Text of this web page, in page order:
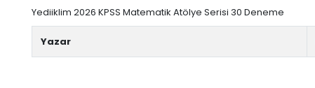
Yediiklim 2026 KPSS Matematik Atölye Serisi 30 Deneme
Yazar